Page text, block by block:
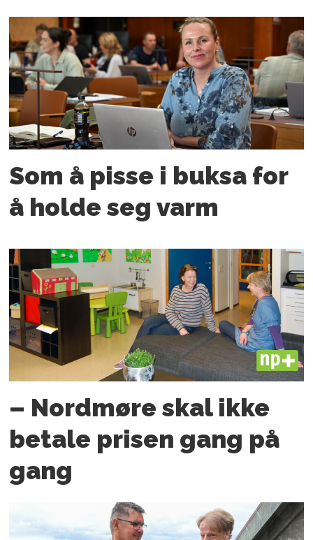
Som å pisse i buksa for
å holde seg varm
PLUS
– Nordmøre skal ikke
betale prisen gang på
gang